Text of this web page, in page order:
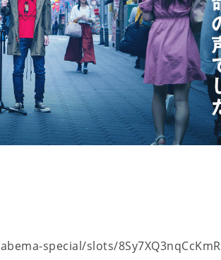
special/slots/8Sy7XQ3nqCcKmR